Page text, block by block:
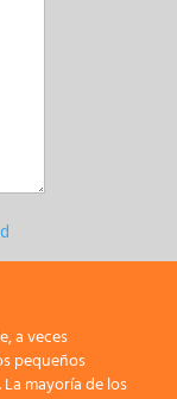
de la
a veces
pequeños
mayoría de los